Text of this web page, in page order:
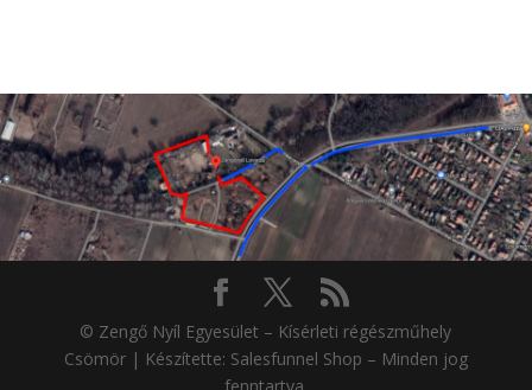
© Zengő Nyíl Egyesület – Kísérleti régészműhely
Csömör | Készítette: Salesfunnel Shop – Minden jog